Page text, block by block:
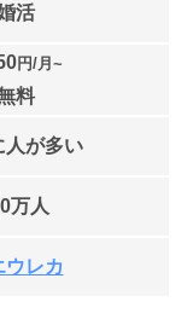
活
円/月~
料
人が多い
万人
ウレカ